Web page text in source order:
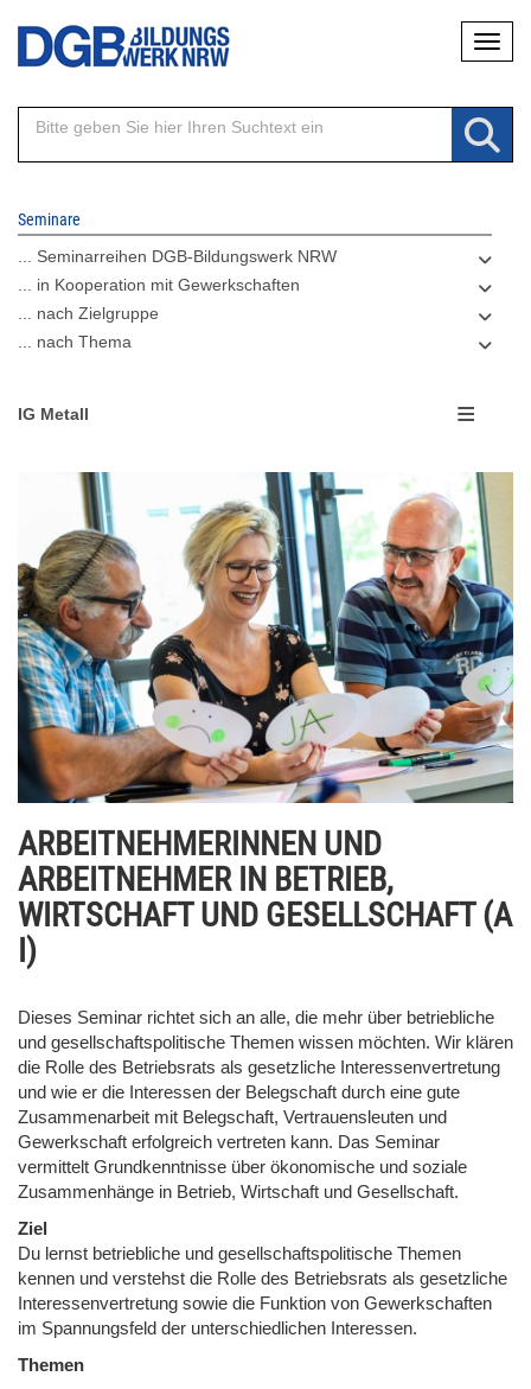
Direkt
Inhalt
Seminare
... Seminarreihen DGB-Bildungswerk NRW
... in Kooperation mit Gewerkschaften
... nach Zielgruppe
... nach Thema
IG Metall
ARBEITNEHMERINNEN UND
ARBEITNEHMER IN BETRIEB,
WIRTSCHAFT UND GESELLSCHAFT (A
I)
Dieses Seminar richtet sich an alle, die mehr über betriebliche
und gesellschaftspolitische Themen wissen möchten. Wir klären
die Rolle des Betriebsrats als gesetzliche Interessenvertretung
und wie er die Interessen der Belegschaft durch eine gute
Zusammenarbeit mit Belegschaft, Vertrauensleuten und
Gewerkschaft erfolgreich vertreten kann. Das Seminar
vermittelt Grundkenntnisse über ökonomische und soziale
Zusammenhänge in Betrieb, Wirtschaft und Gesellschaft.
Ziel
Du lernst betriebliche und gesellschaftspolitische Themen
kennen und verstehst die Rolle des Betriebsrats als gesetzliche
Interessenvertretung sowie die Funktion von Gewerkschaften
im Spannungsfeld der unterschiedlichen Interessen.
Themen